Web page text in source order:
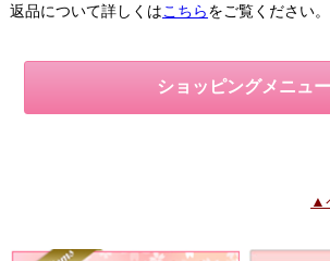
返品について詳しくはこちらをご覧ください。
ショッピングメニュー
▲